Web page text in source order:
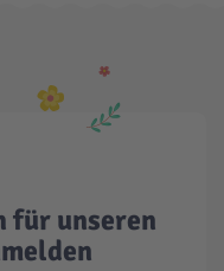
für unseren